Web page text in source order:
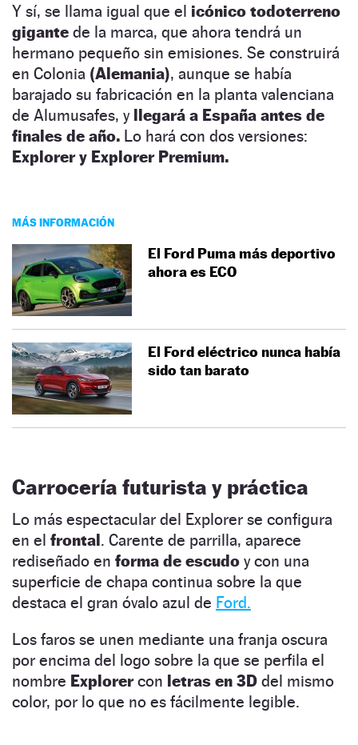
Y sí, se llama igual que el icónico todoterreno
gigante de la marca, que ahora tendrá un
hermano pequeño sin emisiones. Se construirá
en Colonia (Alemania), aunque se había
barajado su fabricación en la planta valenciana
de Alumusafes, y llegará a España antes de
finales de año. Lo hará con dos versiones:
Explorer y Explorer Premium.
MÁS INFORMACIÓN
El Ford Puma más deportivo
ahora es ECO
El Ford eléctrico nunca había
sido tan barato
Carrocería futurista y práctica
Lo más espectacular del Explorer se configura
en el frontal. Carente de parrilla, aparece
rediseñado en forma de escudo y con una
superficie de chapa continua sobre la que
destaca el gran óvalo azul de Ford.
Los faros se unen mediante una franja oscura
por encima del logo sobre la que se perfila el
nombre Explorercon letras en 3D del mismo
color, por lo que no es fácilmente legible.